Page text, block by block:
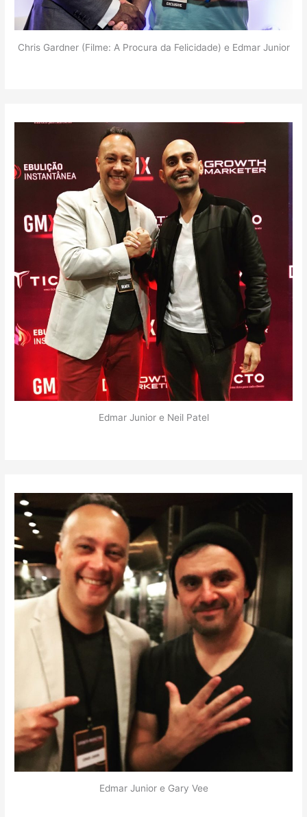
Chris Gardner (Filme: A Procura da Felicidade) e Edmar Junior
Edmar Junior e Neil Patel
Edmar Junior e Gary Vee